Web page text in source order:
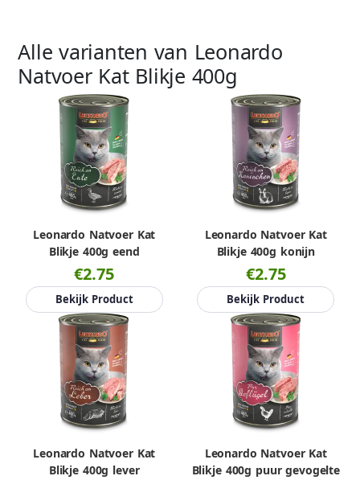
Alle varianten van Leonardo
Natvoer Kat Blikje 400g
Leonardo Natvoer Kat
Blikje 400g eend
€2.75
Bekijk Product
Leonardo Natvoer Kat
Blikje 400g konijn
€2.75
Bekijk Product
Leonardo Natvoer Kat
Blikje 400g lever
Leonardo Natvoer Kat
Blikje 400g puur gevogelte